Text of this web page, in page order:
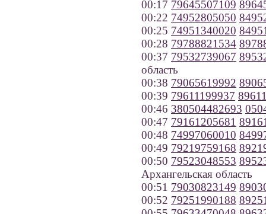
00:17 79645507109
00:22 74952805050
00:25 74951340020
00:28 79788821534
00:37 79532739067
область
00:38 79065619992
00:39 79611199937
00:46 380504482693
00:47 79161205681
00:48 74997060010
00:49 79219759168
00:50 79523048553
Архангельская область
00:51 79030823149
00:52 79251990188